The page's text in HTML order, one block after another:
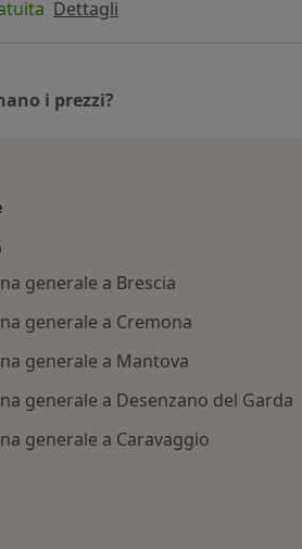
Dettagli
i prezzi?
generale a Brescia
generale a Cremona
generale a Mantova
generale a Desenzano del Garda
generale a Caravaggio